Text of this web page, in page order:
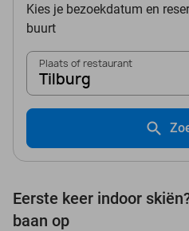
Kies je bezoekdatum en
buurt
Plaats of restaurant
Tilburg
Eerste keer indoor
baan op